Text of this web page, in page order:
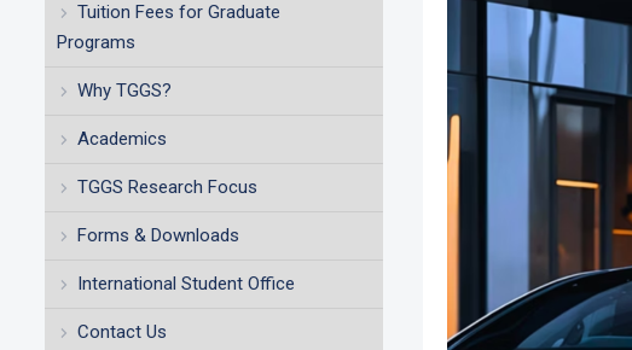
Tuition Fees for Graduate
Programs
Why TGGS?
Academics
TGGS Research Focus
Forms & Downloads
International Student Office
Contact Us